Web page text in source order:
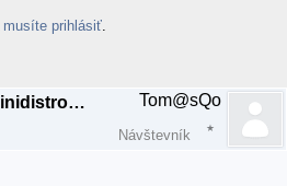
musíte prihlásiť
Re: programatorske minidistro na USB Tom@sQo
Návštevník